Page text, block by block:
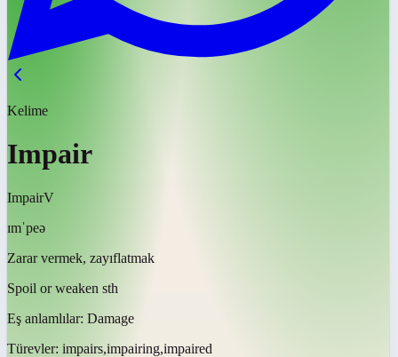
Kelime
Impair
ImpairV
ɪmˈpeə
Zarar vermek, zayıflatmak
Spoil or weaken sth
Eş anlamlılar: Damage
Türevler: impairs,impairing,impaired